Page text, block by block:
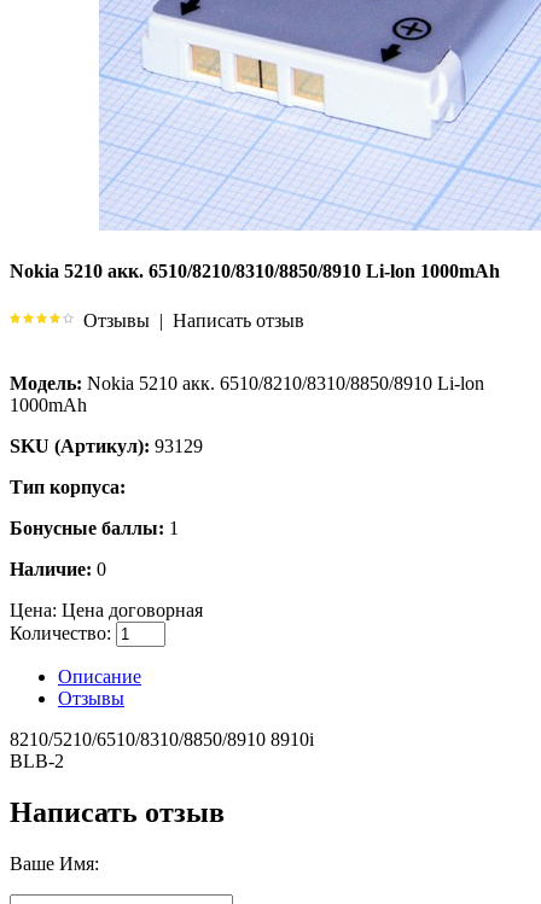
Nokia 5210 акк. 6510/8210/8310/8850/8910 Li-lon 1000mAh
Отзывы | Написать отзыв
Модель: Nokia 5210 акк. 6510/8210/8310/8850/8910 Li-lon
1000mAh
SKU (Артикул): 93129
Тип корпуса:
Бонусные баллы: 1
Наличие: 0
Цена: Цена договорная
Количество:
Описание
Отзывы
8210/5210/6510/8310/8850/8910 8910i
BLB-2
Написать отзыв
Ваше Имя: